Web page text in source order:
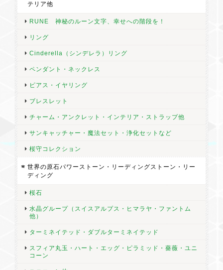
テリア他
RUNE 神秘のルーン文字、幸せへの階段を！
リング
Cinderella（シンデレラ）リング
ペンダント・ネックレス
ピアス・イヤリング
ブレスレット
チャーム・アンクレット・インテリア・ストラップ他
サンキャッチャー・魔法セット・浄化セットなど
桜守コレクション
世界の原石パワーストーン・リーディングストーン・リー
ディング
桜石
水晶グループ（スイスアルプス・ヒマラヤ・ファントム
他）
ターミネイテッド・ダブルターミネイテッド
スフィア丸玉・ハート・エッグ・ピラミッド・薔薇・ユニ
コーン